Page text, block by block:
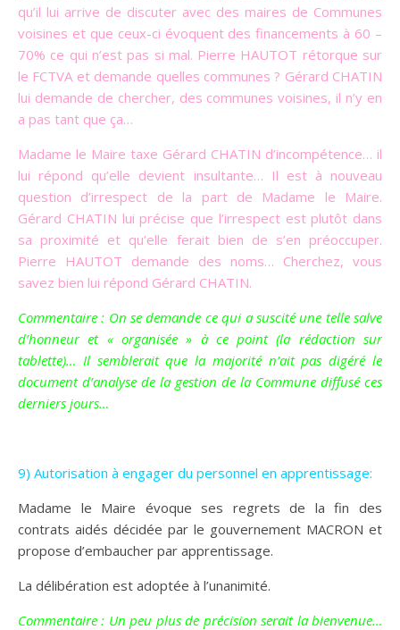
qu’il lui arrive de discuter avec des maires de Communes
voisines et que ceux-ci évoquent des financements à 60 –
70% ce qui n’est pas si mal. Pierre HAUTOT rétorque sur
le FCTVA et demande quelles communes ? Gérard CHATIN
lui demande de chercher, des communes voisines, il n’y en
a pas tant que ça…
Madame le Maire taxe Gérard CHATIN d’incompétence… il
lui répond qu’elle devient insultante… Il est à nouveau
question d’irrespect de la part de Madame le Maire.
Gérard CHATIN lui précise que l’irrespect est plutôt dans
sa proximité et qu’elle ferait bien de s’en préoccuper.
Pierre HAUTOT demande des noms… Cherchez, vous
savez bien lui répond Gérard CHATIN.
Commentaire : On se demande ce qui a suscité une telle salve
d’honneur et « organisée » à ce point (la rédaction sur
tablette)… Il semblerait que la majorité n’ait pas digéré le
document d’analyse de la gestion de la Commune diffusé ces
derniers jours…
9) Autorisation à engager du personnel en apprentissage:
Madame le Maire évoque ses regrets de la fin des
contrats aidés décidée par le gouvernement MACRON et
propose d’embaucher par apprentissage.
La délibération est adoptée à l’unanimité.
Commentaire : Un peu plus de précision serait la bienvenue…